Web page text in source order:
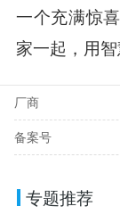
一个充满惊
家一起，用
厂商
备案号
专题推荐